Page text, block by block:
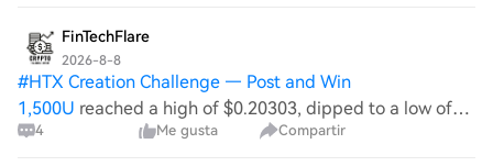
FinTechFlare
2026-8-8
#HTX Creation Challenge — Post and Win
1,500U reached a high of $0.20303, dipped to a low of
$0.198587, and ultimately closed at $0. 200366. The high
4 Me gusta Compartir